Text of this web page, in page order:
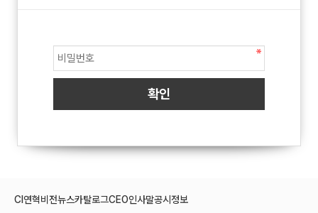
CI 연혁비전뉴스카탈로그CEO인사말공시정보